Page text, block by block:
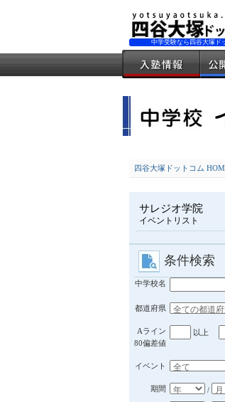
中学受験なら四谷大塚ド
四谷大塚ドットコム
サレジオ学院
イベントリスト
条件検索
中学校名
都道府県
Aライン
80偏差値
以上
イベント
期間 /